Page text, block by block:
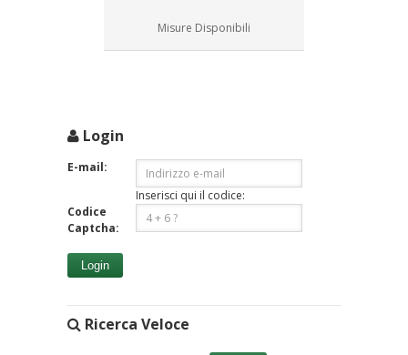
Misure Disponibili
Login
E-mail:
Codice
Captcha:
Inserisci qui il codice:
Login
Ricerca Veloce